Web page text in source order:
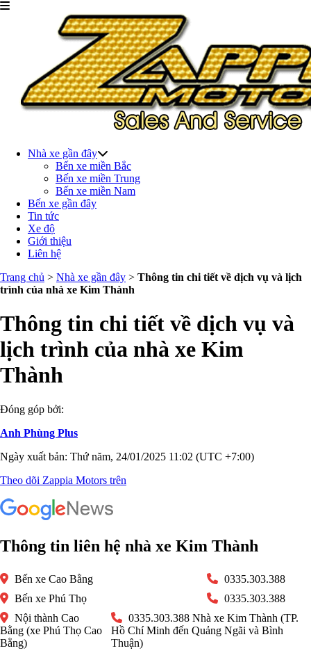
Nhà xe gần đây
Bến xe miền Bắc
Bến xe miền Trung
Bến xe miền Nam
Bến xe gần đây
Tin tức
Xe độ
Giới thiệu
Liên hệ
Trang chủ > Nhà xe gần đây > Thông tin chi tiết về dịch vụ và lịch
trình của nhà xe Kim Thành
Thông tin chi tiết về dịch vụ và
lịch trình của nhà xe Kim
Thành
Đóng góp bởi:
Anh Phùng Plus
Ngày xuất bản: Thứ năm, 24/01/2025 11:02 (UTC +7:00)
Theo dõi Zappia Motors trên
Thông tin liên hệ nhà xe Kim Thành
Bến xe Cao Bằng
0335.303.388
Bến xe Phú Thọ
0335.303.388
Nội thành Cao
Bằng (xe Phú Thọ Cao
Bằng)
0335.303.388 Nhà xe Kim Thành (TP.
Hồ Chí Minh đến Quảng Ngãi và Bình
Thuận)